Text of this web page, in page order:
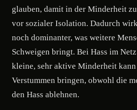
glauben, damit in der Minderheit
vor sozialer Isolation. Dadurch
noch dominanter, was weitere
Schweigen bringt. Bei Hass im
kleine, sehr aktive Minderheit
Verstummen bringen, obwohl die
den Hass ablehnen.